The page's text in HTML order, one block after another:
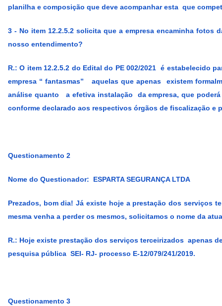
planilha e composição que deve acompanhar esta que
3 - No item 12.2.5.2 solicita que a empresa encaminha
nosso entendimento?
R.: O item 12.2.5.2 do Edital do PE 002/2021 é estabelecido
empresa “ fantasmas” aquelas que apenas existem
análise quanto a efetiva instalação da empresa, que
conforme declarado aos respectivos órgãos de fiscalização e
Questionamento 2
Nome do Questionador: ESPARTA SEGURANÇA LTDA
Prezados, bom dia! Já existe hoje a prestação dos serviços
mesma venha a perder os mesmos, solicitamos o nome da
R.: Hoje existe prestação dos serviços terceirizados apenas
pesquisa pública SEI- RJ- processo E-12/079/241/2019.
Questionamento 3